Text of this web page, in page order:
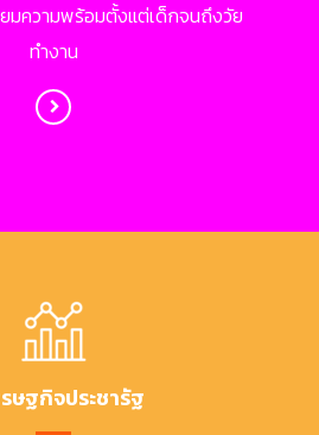
มความพร้อมตั้งแต่เด็กจนถึงวัย
ทำงาน
ษฐกิจประชารัฐ